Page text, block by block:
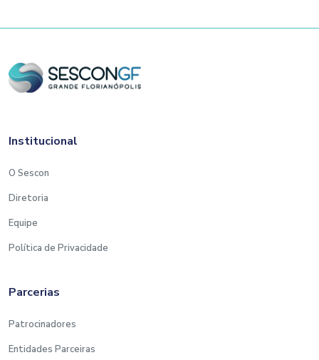
Institucional
O Sescon
Diretoria
Equipe
Política de Privacidade
Parcerias
Patrocinadores
Entidades Parceiras